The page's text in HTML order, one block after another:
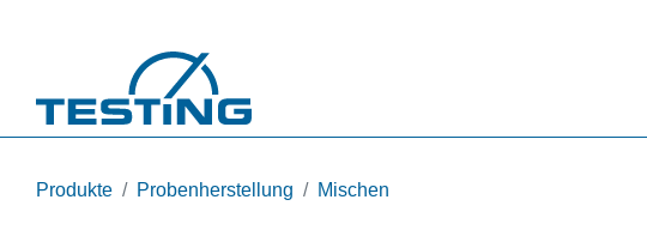
Produkte Probenherstellung Mischen